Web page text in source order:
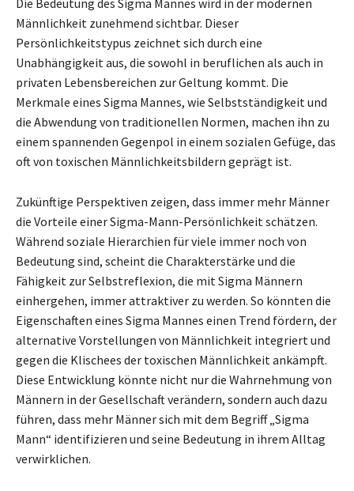
Männlichkeit zunehmend sichtbar. Dieser
Persönlichkeitstypus zeichnet sich durch eine
Unabhängigkeit aus, die sowohl in beruflichen als auch in
privaten Lebensbereichen zur Geltung kommt. Die
Merkmale eines Sigma Mannes, wie Selbstständigkeit und
die Abwendung von traditionellen Normen, machen ihn zu
einem spannenden Gegenpol in einem sozialen Gefüge, das
oft von toxischen Männlichkeitsbildern geprägt ist.
Zukünftige Perspektiven zeigen, dass immer mehr Männer
die Vorteile einer Sigma-Mann-Persönlichkeit schätzen.
Während soziale Hierarchien für viele immer noch von
Bedeutung sind, scheint die Charakterstärke und die
Fähigkeit zur Selbstreflexion, die mit Sigma Männern
einhergehen, immer attraktiver zu werden. So könnten die
Eigenschaften eines Sigma Mannes einen Trend fördern, der
alternative Vorstellungen von Männlichkeit integriert und
gegen die Klischees der toxischen Männlichkeit ankämpft.
Diese Entwicklung könnte nicht nur die Wahrnehmung von
Männern in der Gesellschaft verändern, sondern auch dazu
führen, dass mehr Männer sich mit dem Begriff „Sigma
Mann“ identifizieren und seine Bedeutung in ihrem Alltag
verwirklichen.